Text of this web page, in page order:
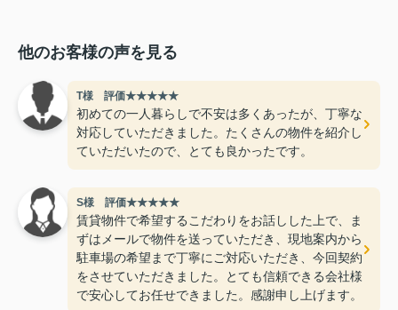
他のお客様の声を見る
T様 評価★★★★★
初めての一人暮らしで不安は多くあったが、丁寧な
対応していただきました。たくさんの物件を紹介し
ていただいたので、とても良かったです。
S様 評価★★★★★
賃貸物件で希望するこだわりをお話しした上で、ま
ずはメールで物件を送っていただき、現地案内から
駐車場の希望まで丁寧にご対応いただき、今回契約
をさせていただきました。とても信頼できる会社様
で安心してお任せできました。感謝申し上げます。